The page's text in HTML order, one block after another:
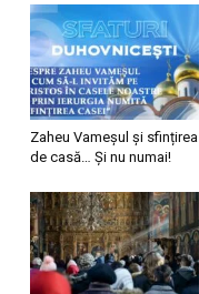
Zaheu Vameșul și sfințirea
de casă… Și nu numai!